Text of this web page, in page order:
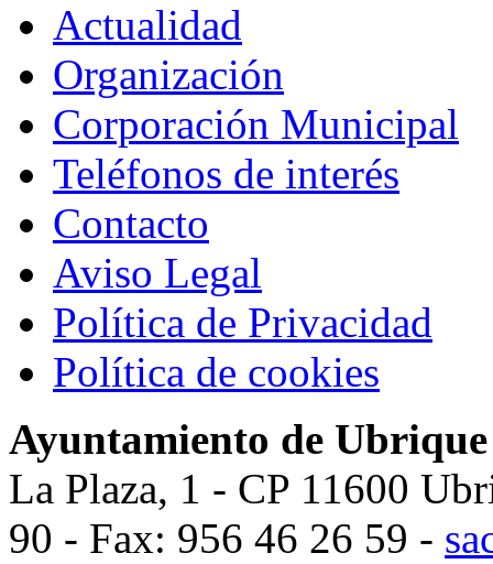
Actualidad
Organización
Corporación Municipal
Teléfonos de interés
Contacto
Aviso Legal
Política de Privacidad
Política de cookies
Ayuntamiento de Ubrique
La Plaza, 1 - CP 11600
90 - Fax: 956 46 26 59 -